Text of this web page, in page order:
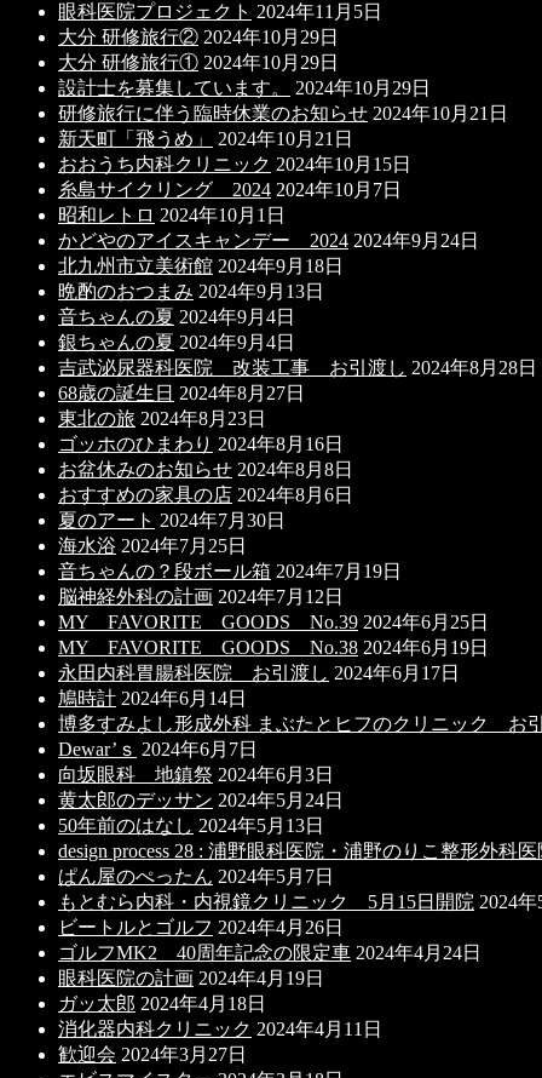
眼科医院プロジェクト 2024年11月5日
大分 研修旅行② 2024年10月29日
大分 研修旅行① 2024年10月29日
設計士を募集しています。
2024年10月29日
研修旅行に伴う臨時休業のお知らせ 2024年10月21日
新天町「飛うめ」
2024年10月21日
おおうち内科クリニック 2024年10月15日
糸島サイクリング 2024 2024年10月7日
昭和レトロ 2024年10月1日
かどやのアイスキャンデー 2024 2024年9月24日
北九州市立美術館 2024年9月18日
晩酌のおつまみ 2024年9月13日
音ちゃんの夏 2024年9月4日
銀ちゃんの夏 2024年9月4日
吉武泌尿器科医院 改装工事 お引渡し 2024年8月28日
68歳の誕生日 2024年8月27日
東北の旅 2024年8月23日
ゴッホのひまわり 2024年8月16日
お盆休みのお知らせ 2024年8月8日
おすすめの家具の店 2024年8月6日
夏のアート 2024年7月30日
海水浴 2024年7月25日
音ちゃんの？段ボール箱 2024年7月19日
脳神経外科の計画 2024年7月12日
MY FAVORITE GOODS No.39 2024年6月25日
MY FAVORITE GOODS No.38 2024年6月19日
永田内科胃腸科医院 お引渡し 2024年6月17日
鳩時計 2024年6月14日
博多すみよし形成外科 まぶたとヒフのクリニック お
Dewar’ｓ 2024年6月7日
向坂眼科 地鎮祭 2024年6月3日
黄太郎のデッサン 2024年5月24日
50年前のはなし 2024年5月13日
design process 28 : 浦野眼科医院・浦野のりこ整形外科
ぱん屋のぺったん 2024年5月7日
もとむら内科・内視鏡クリニック 5月15日開院 2024年
ビートルとゴルフ 2024年4月26日
ゴルフMK2 40周年記念の限定車 2024年4月24日
眼科医院の計画 2024年4月19日
ガッ太郎 2024年4月18日
消化器内科クリニック 2024年4月11日
歓迎会 2024年3月27日